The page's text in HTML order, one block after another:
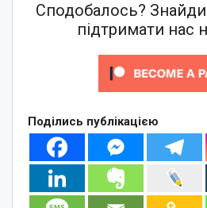
Сподобалось?
підтримати нас
Поділись публікацією